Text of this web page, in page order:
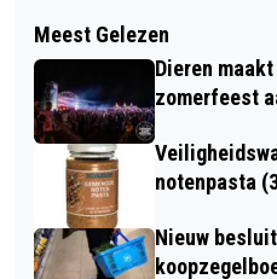
JOËLLE WEENING
VOOR GOUD BIJ
KAZAN
TORNADO RHEDEN
OORZAAK SCHADE
BRUMMEN EN
Meest Gelezen
Dieren
zomerfeest
notenpasta
Nieuw